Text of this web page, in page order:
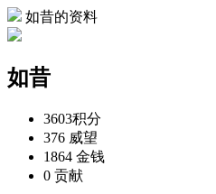
如昔的资料
如昔
3603积分
376 威望
1864 金钱
0 贡献